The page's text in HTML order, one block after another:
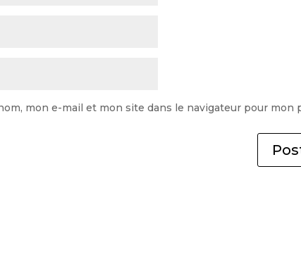
mon e-mail et mon site dans le navigateur pour mon